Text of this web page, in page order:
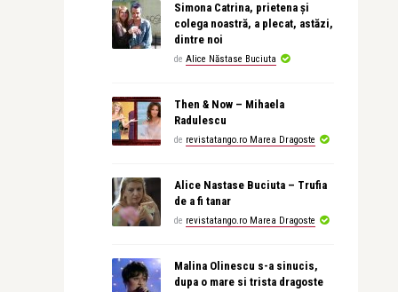
Simona Catrina, prietena și
colega noastră, a plecat, astăzi,
dintre noi
de Alice Năstase Buciuta
Then & Now – Mihaela
Radulescu
de revistatango.ro Marea Dragoste
Alice Nastase Buciuta – Trufia
de a fi tanar
de revistatango.ro Marea Dragoste
Malina Olinescu s-a sinucis,
dupa o mare si trista dragoste